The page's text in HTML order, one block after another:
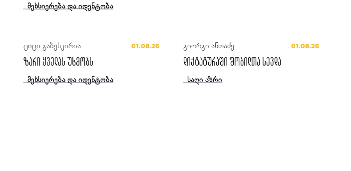
მეხსიერება და იდენტობა
ციცი გაბესკირია 01.08.26
ზარი ყველას უხმობს
მეხსიერება და იდენტობა
გიორგი ანთაძე 01.08.26
დიქტატურაში შობილთა სევდა
საღი აზრი